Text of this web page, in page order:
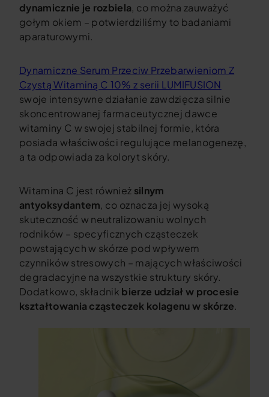
dynamicznie je rozbiela, co można zauważyć
gołym okiem – potwierdziliśmy to badaniami
aparaturowymi.
Dynamiczne Serum Przeciw Przebarwieniom Z
Czystą Witaminą C 10% z serii LUMIFUSION
swoje intensywne działanie zawdzięcza silnie
skoncentrowanej farmaceutycznej dawce
witaminy C w swojej stabilnej formie, która
posiada właściwości regulujące melanogenezę,
a ta odpowiada za koloryt skóry.
Witamina C jest również silnym
antyoksydantem, co oznacza jej wysoką
skuteczność w neutralizowaniu wolnych
rodników – specyficznych cząsteczek
powstających w skórze pod wpływem
czynników stresowych – mających właściwości
degradacyjne na wszystkie struktury skóry.
Dodatkowo, składnik bierze udział w procesie
kształtowania cząsteczek kolagenu w skórze.